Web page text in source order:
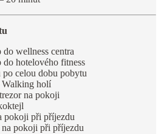
wellness centra
do hotelového fitness
po celou dobu pobytu
holí
na pokoji
pokoji při příjezdu
pokoji při příjezdu